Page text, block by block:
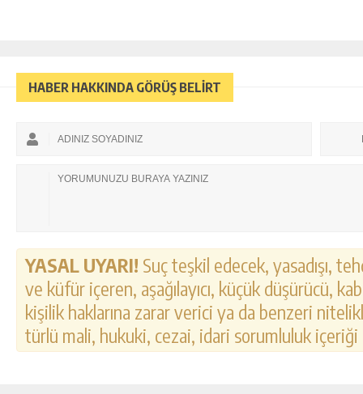
HABER HAKKINDA GÖRÜŞ BELİRT
YASAL UYARI! Suç teşkil edecek, yasadışı,
ve küfür içeren, aşağılayıcı, küçük düşürücü,
kişilik haklarına zarar verici ya da benzeri
türlü mali, hukuki, cezai, idari sorumluluk